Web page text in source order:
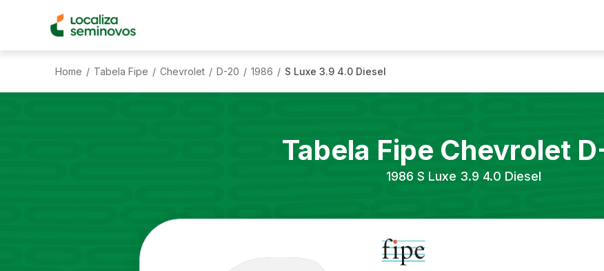
Home / Tabela Fipe / Chevrolet / D-20 / 1986 / S Luxe 3.9 4.0 Diesel
Tabela Fipe Chevrolet
1986 S Luxe 3.9 4.0 Diesel